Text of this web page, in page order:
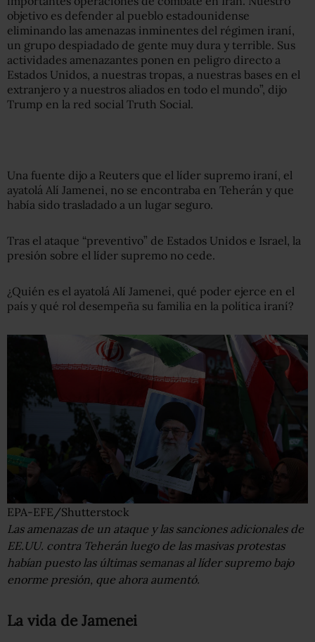
objetivo es defender al pueblo estadounidense
eliminando las amenazas inminentes del régimen iraní,
un grupo despiadado de gente muy dura y terrible. Sus
actividades amenazantes ponen en peligro directo a
Estados Unidos, a nuestras tropas, a nuestras bases en el
extranjero y a nuestros aliados en todo el mundo”, dijo
Trump en la red social Truth Social.
Una fuente dijo a Reuters que el líder supremo iraní, el
ayatolá Alí Jamenei, no se encontraba en Teherán y que
había sido trasladado a un lugar seguro.
Tras el ataque “preventivo” de Estados Unidos e Israel, la
presión sobre el líder supremo no cede.
¿Quién es el ayatolá Alí Jamenei, qué poder ejerce en el
país y qué rol desempeña su familia en la política iraní?
EPA-EFE/Shutterstock
Las amenazas de un ataque y las sanciones adicionales de
EE.UU. contra Teherán luego de las masivas protestas
habían puesto las últimas semanas al líder supremo bajo
enorme presión, que ahora aumentó.
La vida de Jamenei